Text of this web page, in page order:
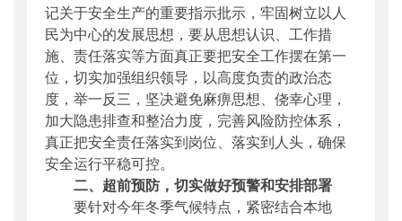
记关于安全生产的重要指示批示，牢固树立以人
民为中心的发展思想，要从思想认识、工作措
施、责任落实等方面真正要把安全工作摆在第一
位，切实加强组织领导，以高度负责的政治态
度，举一反三，坚决避免麻痹思想、侥幸心理，
加大隐患排查和整治力度，完善风险防控体系，
真正把安全责任落实到岗位、落实到人头，确保
安全运行平稳可控。
二、超前预防，切实做好预警和安排部署
要针对今年冬季气候特点，紧密结合本地